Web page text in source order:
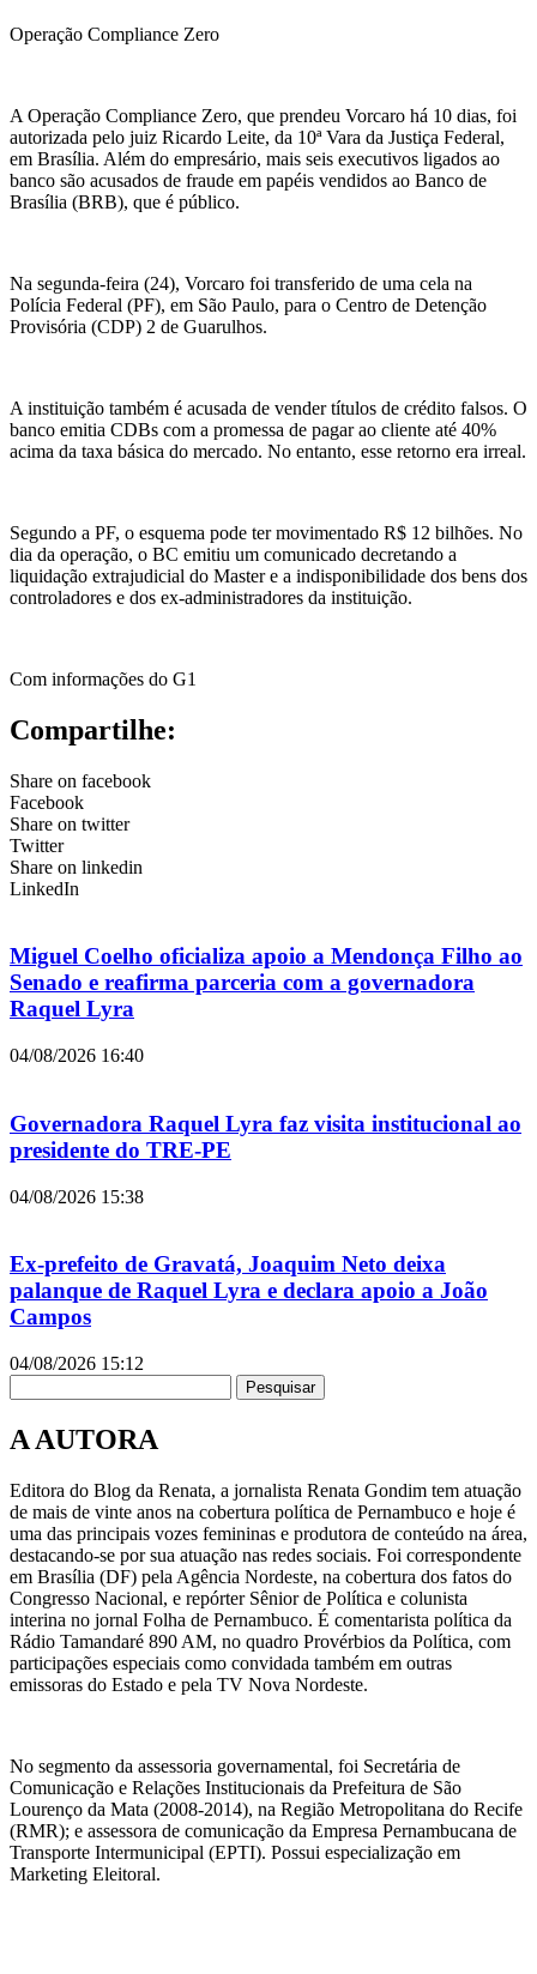
Operação Compliance Zero
A Operação Compliance Zero, que prendeu Vorcaro há 10 dias, foi
autorizada pelo juiz Ricardo Leite, da 10ª Vara da Justiça Federal,
em Brasília. Além do empresário, mais seis executivos ligados ao
banco são acusados de fraude em papéis vendidos ao Banco de
Brasília (BRB), que é público.
Na segunda-feira (24), Vorcaro foi transferido de uma cela na
Polícia Federal (PF), em São Paulo, para o Centro de Detenção
Provisória (CDP) 2 de Guarulhos.
A instituição também é acusada de vender títulos de crédito falsos. O
banco emitia CDBs com a promessa de pagar ao cliente até 40%
acima da taxa básica do mercado. No entanto, esse retorno era irreal.
Segundo a PF, o esquema pode ter movimentado R$ 12 bilhões. No
dia da operação, o BC emitiu um comunicado decretando a
liquidação extrajudicial do Master e a indisponibilidade dos bens dos
controladores e dos ex-administradores da instituição.
Com informações do G1
Compartilhe:
Share on facebook
Facebook
Share on twitter
Twitter
Share on linkedin
LinkedIn
Miguel Coelho oficializa apoio a Mendonça Filho ao
Senado e reafirma parceria com a governadora
Raquel Lyra
04/08/2026 16:40
Governadora Raquel Lyra faz visita institucional ao
presidente do TRE-PE
04/08/2026 15:38
Ex-prefeito de Gravatá, Joaquim Neto deixa
palanque de Raquel Lyra e declara apoio a João
Campos
04/08/2026 15:12
Pesquisar
A AUTORA
Editora do Blog da Renata, a jornalista Renata Gondim tem atuação
de mais de vinte anos na cobertura política de Pernambuco e hoje é
uma das principais vozes femininas e produtora de conteúdo na área,
destacando-se por sua atuação nas redes sociais. Foi correspondente
em Brasília (DF) pela Agência Nordeste, na cobertura dos fatos do
Congresso Nacional, e repórter Sênior de Política e colunista
interina no jornal Folha de Pernambuco. É comentarista política da
Rádio Tamandaré 890 AM, no quadro Provérbios da Política, com
participações especiais como convidada também em outras
emissoras do Estado e pela TV Nova Nordeste.
No segmento da assessoria governamental, foi Secretária de
Comunicação e Relações Institucionais da Prefeitura de São
Lourenço da Mata (2008-2014), na Região Metropolitana do Recife
(RMR); e assessora de comunicação da Empresa Pernambucana de
Transporte Intermunicipal (EPTI). Possui especialização em
Marketing Eleitoral.